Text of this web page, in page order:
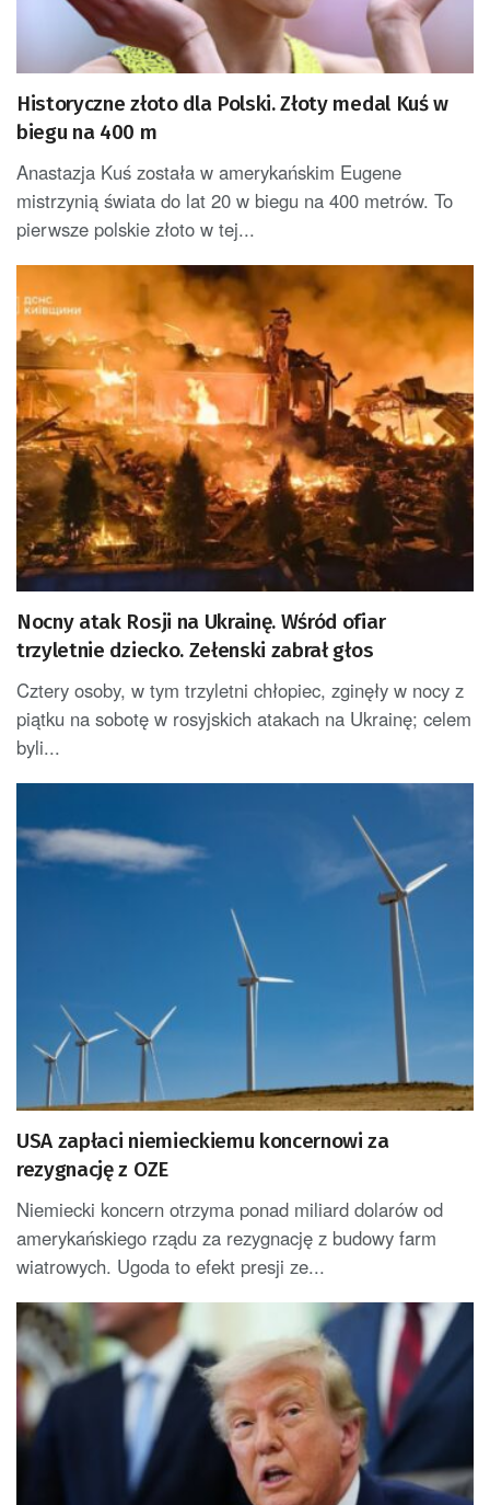
Historyczne złoto dla Polski. Złoty medal Kuś w
biegu na 400 m
Anastazja Kuś została w amerykańskim Eugene
mistrzynią świata do lat 20 w biegu na 400 metrów. To
pierwsze polskie złoto w tej...
Nocny atak Rosji na Ukrainę. Wśród ofiar
trzyletnie dziecko. Zełenski zabrał głos
Cztery osoby, w tym trzyletni chłopiec, zginęły w nocy z
piątku na sobotę w rosyjskich atakach na Ukrainę; celem
byli...
USA zapłaci niemieckiemu koncernowi za
rezygnację z OZE
Niemiecki koncern otrzyma ponad miliard dolarów od
amerykańskiego rządu za rezygnację z budowy farm
wiatrowych. Ugoda to efekt presji ze...